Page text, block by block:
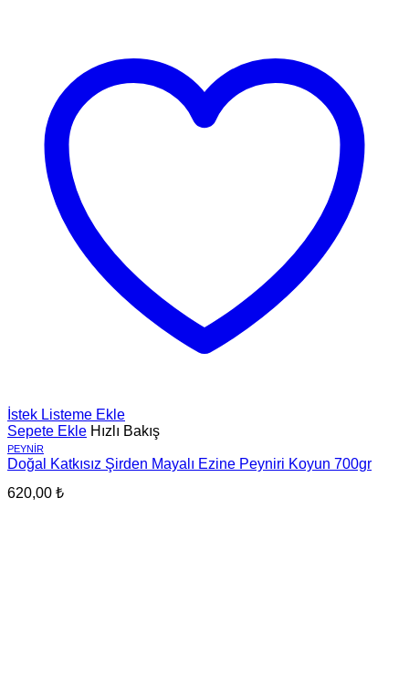
İstek Listeme Ekle
Sepete Ekle Hızlı Bakış
PEYNIR
Doğal Katkısız Şirden Mayalı Ezine Peyniri Koyun 700gr
620,00 ₺